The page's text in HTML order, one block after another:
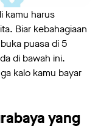
kamu harus
Biar kebahagiaan
puasa di 5
di bawah ini.
kalo kamu bayar
yang